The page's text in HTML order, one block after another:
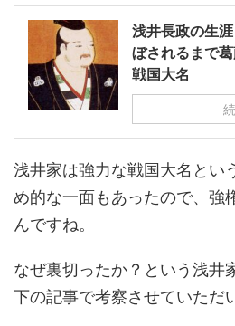
浅井長政の生
ぼされるまで
戦国大名
浅井家は強力な戦国大名とい
め的な一面もあったので、強
んですね。
なぜ裏切ったか？という浅井
下の記事で考察させていただ